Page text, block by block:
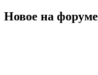
Новое на форуме